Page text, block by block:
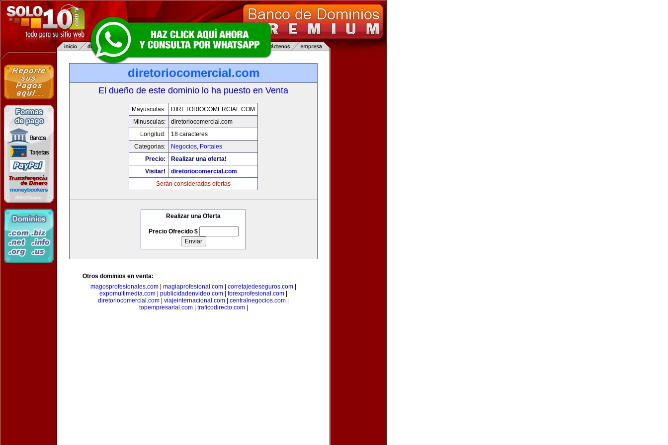
diretoriocomercial.com
El dueño de este dominio lo ha puesto en Venta
Mayusculas:
DIRETORIOCOMERCIAL.COM
Minusculas:
diretoriocomercial.com
Longitud:
18 caracteres
Categorias:
Negocios, Portales
Precio:
Realizar una oferta!
Visitar!
diretoriocomercial.com
Serán consideradas ofertas
Realizar una Oferta
Precio Ofrecido $
Otros dominios en venta:
magosprofesionales.com
magiaprofesional.com corretajedeseguros.com
expomultimedia.com
publicidadenvideo.com forexprofesional.com
diretoriocomercial.com
viajeinternacional.com centralnegocios.com
topempresarial.com| traficodirecto.com|